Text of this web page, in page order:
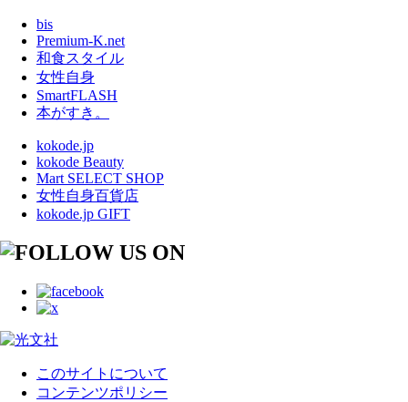
bis
Premium-K.net
和食スタイル
女性自身
SmartFLASH
本がすき。
kokode.jp
kokode Beauty
Mart SELECT SHOP
女性自身百貨店
kokode.jp GIFT
このサイトについて
コンテンツポリシー